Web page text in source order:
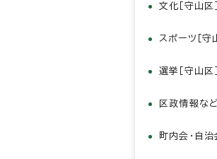
文化［守山区］
スポーツ［守
選挙［守山区］
区政情報など
町内会・自治